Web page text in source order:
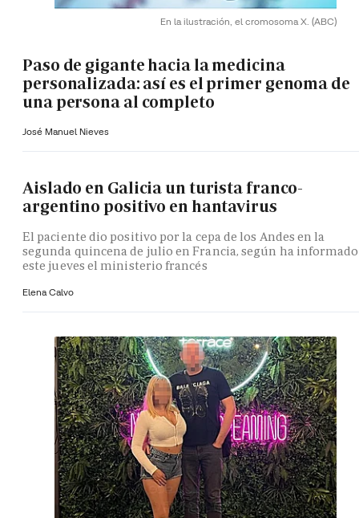
En la ilustración, el cromosoma X. (ABC)
Paso de gigante hacia la medicina
personalizada: así es el primer genoma de
una persona al completo
José Manuel Nieves
Aislado en Galicia un turista franco-
argentino positivo en hantavirus
El paciente dio positivo por la cepa de los Andes en la
segunda quincena de julio en Francia, según ha informado
este jueves el ministerio francés
Elena Calvo